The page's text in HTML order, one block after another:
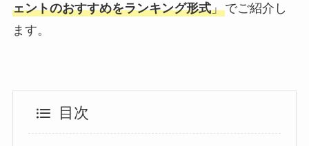
ェントのおすすめをランキング形式」でご紹介し
ます。
目次